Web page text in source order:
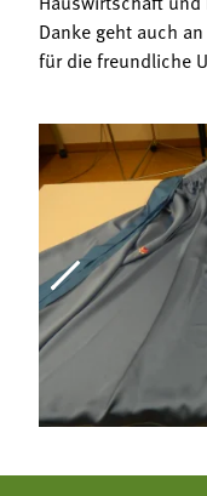
Danke geht auch
für die freundliche